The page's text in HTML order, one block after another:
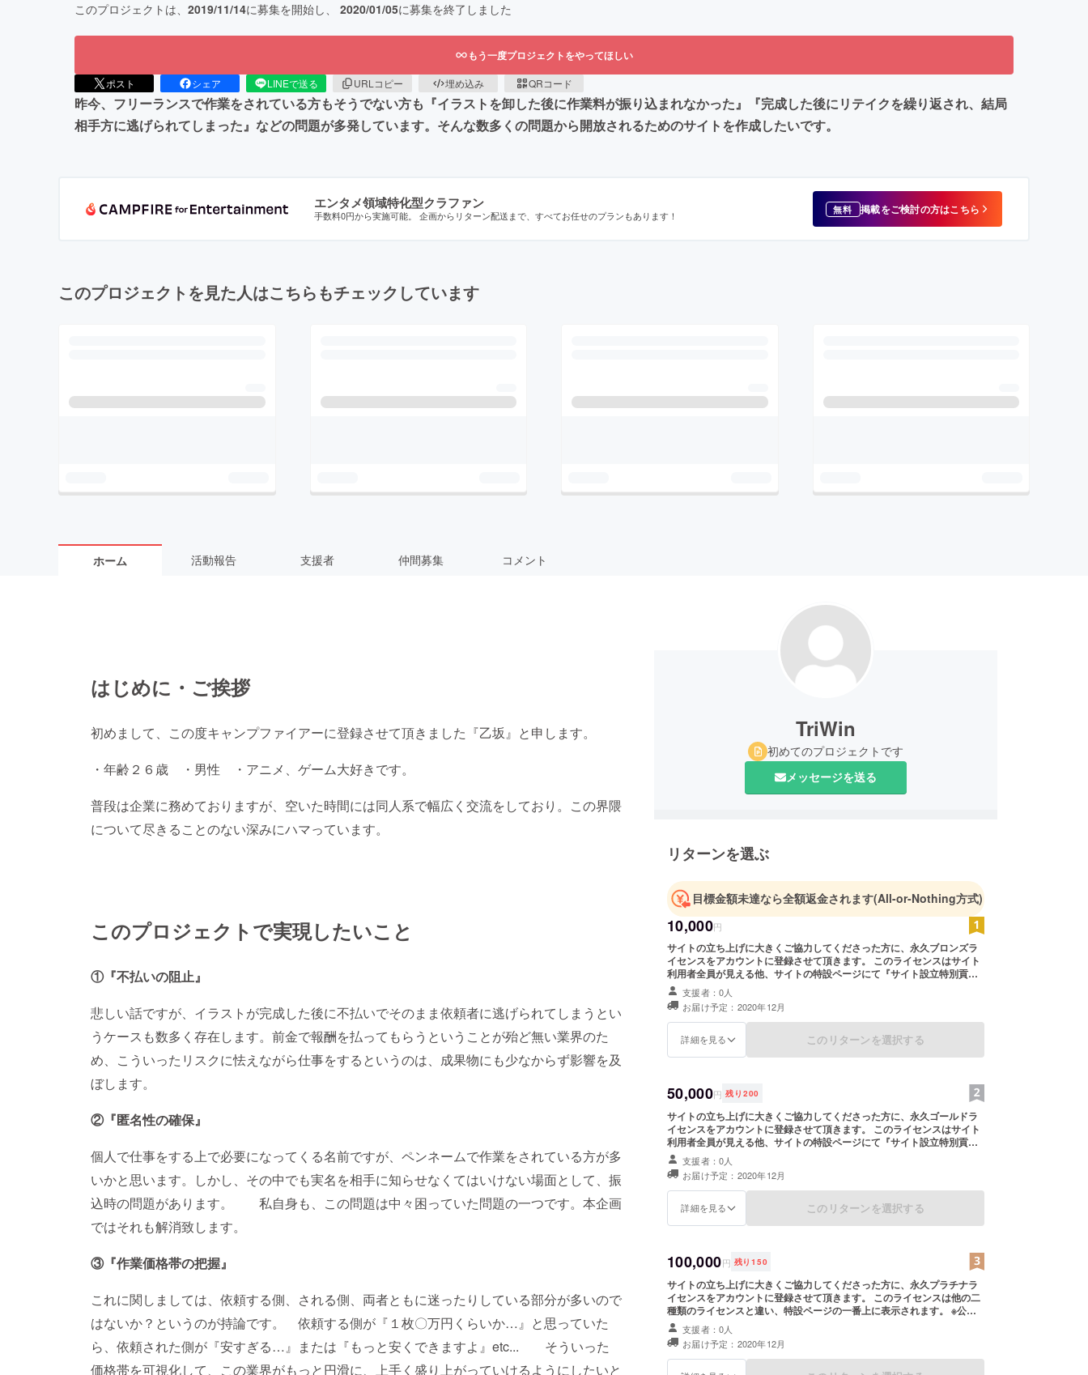
このプロジェクトは、 2019/11/14に募集を開始し、 2020/01/05に募集を終了しました
もう一度プロジェクトをやってほしい
ポスト シェア LINEで送る URLコピー 埋め込み QRコード
昨今、フリーランスで作業をされている方もそうでない方も『イラストを卸した後に作業料が振り込まれなかった』『完成した後にリテイクを繰り返され、結局
相手方に逃げられてしまった』などの問題が多発しています。そんな数多くの問題から開放されるためのサイトを作成したいです。
エンタメ領域特化型クラファン
手数料0円から実施可能。 企画からリターン配送まで、すべてお任せのプランもあります！ 無料 掲載をご検討の方はこちら
このプロジェクトを見た人はこちらもチェックしています
ホーム 活動報告 支援者 仲間募集 コメント
はじめに・ご挨拶
初めまして、この度キャンプファイアーに登録させて頂きました『乙坂』と申します。
・年齢２６歳 ・男性 ・アニメ、ゲーム大好きです。
普段は企業に務めておりますが、空いた時間には同人系で幅広く交流をしており。この界隈
について尽きることのない深みにハマっています。
このプロジェクトで実現したいこと
①『不払いの阻止』
悲しい話ですが、イラストが完成した後に不払いでそのまま依頼者に逃げられてしまうとい
うケースも数多く存在します。前金で報酬を払ってもらうということが殆ど無い業界のた
め、こういったリスクに怯えながら仕事をするというのは、成果物にも少なからず影響を及
ぼします。
②『匿名性の確保』
個人で仕事をする上で必要になってくる名前ですが、ペンネームで作業をされている方が多
いかと思います。しかし、その中でも実名を相手に知らせなくてはいけない場面として、振
込時の問題があります。 私自身も、この問題は中々困っていた問題の一つです。本企画
ではそれも解消致します。
③『作業価格帯の把握』
これに関しましては、依頼する側、される側、両者ともに迷ったりしている部分が多いので
はないか？というのが持論です。 依頼する側が『１枚〇万円くらいか…』と思っていた
ら、依頼された側が『安すぎる…』または『もっと安くできますよ』etc... そういった
価格帯を可視化して、この業界がもっと円滑に、上手く盛り上がっていけるようにしたいと
TriWin
初めてのプロジェクトです
メッセージを送る
リターンを選ぶ
目標金額未達なら全額返金されます(All-or-Nothing方式)
10,000円
サイトの立ち上げに大きくご協力してくださった方に、永久ブロンズラ
イセンスをアカウントに登録させて頂きます。 このライセンスはサイト
利用者全員が見える他、サイトの特設ページにて『サイト設立特別貢献
者』として公開させて頂けます。 ※公開したくないという場合、記載し
ないことも可能です
支援者：0人
お届け予定：2020年12月
詳細を見る このリターンを選択する
50,000円 残り 200
サイトの立ち上げに大きくご協力してくださった方に、永久ゴールドラ
イセンスをアカウントに登録させて頂きます。 このライセンスはサイト
利用者全員が見える他、サイトの特設ページにて『サイト設立特別貢献
者』として公開させて頂けます。 ※公開したくないという場合、記載し
ないことも可能です また、ブロンズライセンスとは違い、サイトに必要
な月額利用料は永年無料にさせて頂きます。
支援者：0人
お届け予定：2020年12月
詳細を見る このリターンを選択する
100,000円 残り150
サイトの立ち上げに大きくご協力してくださった方に、永久プラチナラ
イセンスをアカウントに登録させて頂きます。 このライセンスは他の二
種類のライセンスと違い、特設ページの一番上に表示されます。 ※公開
したくないという場合、記載しないことも可能です また、ゴールドライ
センスと同じですがサイトに必要な月額利用料は永年無料にさせて頂き
ます。
支援者：0人
お届け予定：2020年12月